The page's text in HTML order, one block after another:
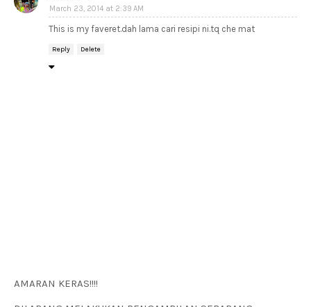
March 23, 2014 at 2:39 AM
This is my faveret.dah lama cari resipi ni.tq che mat
Reply Delete
AMARAN KERAS!!!!